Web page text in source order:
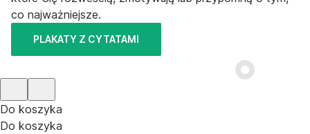
co najważniejsze.
PLAKATY Z CYTATAMI
Do koszyka
Do koszyka